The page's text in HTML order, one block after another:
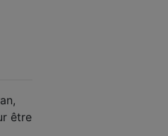
être